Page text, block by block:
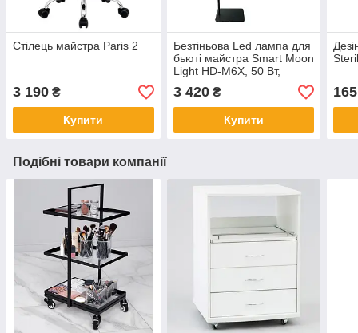
Стілець майстра Paris 2
3 190 ₴
Купити
Безтіньова Led лампа для
бьюті майстра Smart Moon
Light HD-M6X, 50 Вт,
чорна
3 420₴
Купити
165
Подібні товари компанії